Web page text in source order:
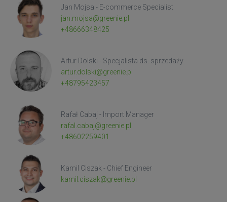
Jan Mojsa - E-commerce Specialist
jan.mojsa@greenie.pl
+48666348425
Artur Dolski - Specjalista ds. sprzedaży
artur.dolski@greenie.pl
+48795423457
Rafał Cabaj - Import Manager
rafal.cabaj@greenie.pl
+48602259401
Kamil Ciszak - Chief Engineer
kamil.ciszak@greenie.pl